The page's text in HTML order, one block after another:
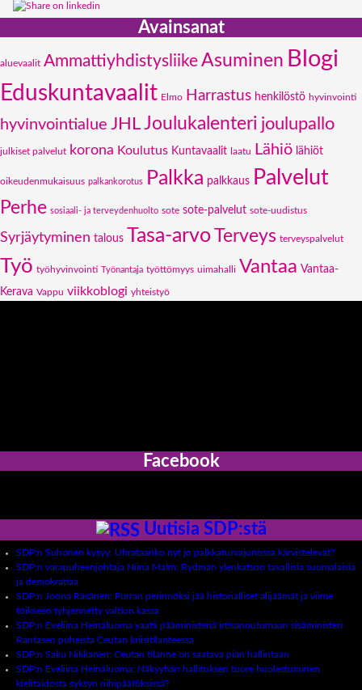
Avainsanat
aluevaalit AmmattiyhdistysliikeAsuminen Blogi
Eduskuntavaalit Elmo Harrastus henkilöstö hyvinvointi
hyvinvointialue JHLJoulukalenteri joulupallo
julkiset palvelut korona Koulutus Kuntavaalit laatu Lähiö lähiöt
oikeudenmukaisuus palkankorotus Palkka palkkaus Palvelut
Perhe sosiaali- ja terveydenhuolto sote sote-palvelut sote-uudistus
Syrjäytyminen talous Tasa-arvo Terveys terveyspalvelut
Työ työhyvinvointi Työnantaja työttömyys uimahalli Vantaa Vantaa-
Kerava Vappu viikkoblogi yhteistyö
Facebook
Uutisia SDP:stä
SDP:n Suhonen kysyy: Uhrataanko nyt jo palkkaturvajonossa kärvistelevät?
SDP:n varapuheenjohtaja Niina Malm: Rydman ylenkatsoo tavallisia suomalaisia
ja demokratiaa
SDP:n Joona Räsänen: Purran perinnöksi jää historialliset alijäämät ja viime
töikseen tyhjennetty valtion kassa
SDP:n Eveliina Heinäluoma vaatii pääministeriä irtisanoutumaan sisäministeri
Rantasen puheista Ceutan kriisitilanteessa
SDP:n Saku Nikkanen: Ceutan tilanne on saatava pian hallintaan
SDP:n Eveliina Heinäluoma: Näkyyhän hallituksen tuore huolestuminen
kielitaidosta syksyn riihipäätöksissä?